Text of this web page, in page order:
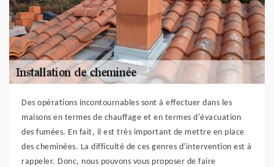
Des opérations incontournables sont à effectuer dans les
maisons en termes de chauffage et en termes d'évacuation
des fumées. En fait, il est très important de mettre en place
des cheminées. La difficulté de ces genres d'intervention est à
rappeler. Donc, nous pouvons vous proposer de faire